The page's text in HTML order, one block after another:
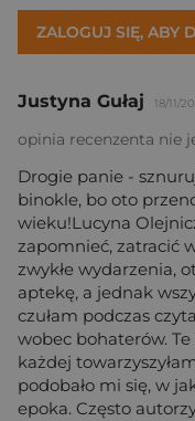
ZALOGUJ SIĘ, ABY
Justyna Gułaj 18/11/
opinia recenzenta nie
Drogie panie -
binokle, bo oto
wieku!Lucyna
zapomnieć, zatracić
zwykłe wydarzenia,
aptekę, a jednak
czułam podczas
wobec bohaterów. Te
każdej
podobało mi się, w
epoka. Często